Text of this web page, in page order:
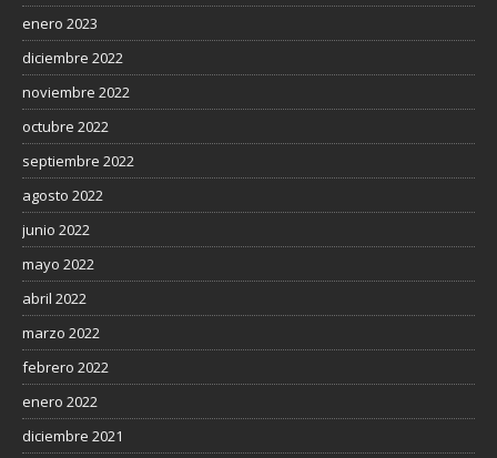
enero 2023
diciembre 2022
noviembre 2022
octubre 2022
septiembre 2022
agosto 2022
junio 2022
mayo 2022
abril 2022
marzo 2022
febrero 2022
enero 2022
diciembre 2021